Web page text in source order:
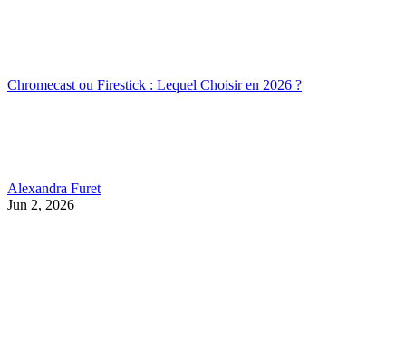
Chromecast ou Firestick : Lequel Choisir en 2026 ?
Alexandra Furet
Jun 2, 2026